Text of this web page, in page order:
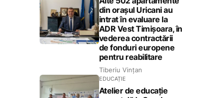
din orașul Uricani au
intrat în evaluare la
ADR Vest Timișoara, în
vederea contractării
de fonduri europene
pentru reabilitare
Tiberiu Vințan
EDUCAȚIE
Atelier de educație